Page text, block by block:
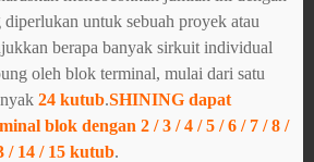
untuk sebuah proyek atau
berapa banyak sirkuit individual
oleh blok terminal, mulai dari satu
24 kutub.SHINING dapat
blok dengan 2 / 3 / 4 / 5 / 6 / 7 / 8 /
/ 14 / 15 kutub.